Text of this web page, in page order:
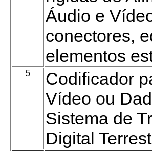
Áudio e
conectores,
elementos
5
Codificador
Vídeo ou
Sistema de
Digital